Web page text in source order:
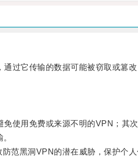
它传输的数据可能被窃取或篡改
用免费或来源不明的VPN；其
黑洞VPN的潜在威胁，保护个人